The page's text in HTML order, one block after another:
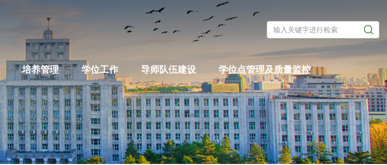
培养管理 学位工作 导师队伍建设 学位点管理及质量监控